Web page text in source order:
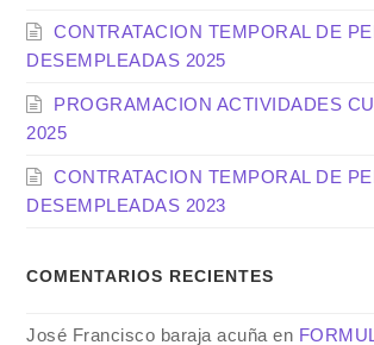
CONTRATACION TEMPORAL DE
DESEMPLEADAS 2025
PROGRAMACION ACTIVIDADES
2025
CONTRATACION TEMPORAL DE
DESEMPLEADAS 2023
COMENTARIOS RECIENTES
José Francisco baraja acuña en